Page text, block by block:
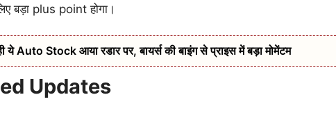
बड़ा plus point होगा।
ये Auto Stock आया रडार पर, बायर्स की बाइंग से प्राइस में बड़ा मोमेंटम
Updates